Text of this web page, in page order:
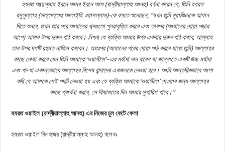
হযরত আবদুল্লাহ ইবনে আমর ইবনে আস(রাদ্বীয়াল্লাহু আনহু) বর্ণনা করেন যে, তিনি হযরত
রসলুল্লাহ (সল্লাল্লাহুআলাইহি ওয়াসল্লাম)-কে বলতে শুনেছেন, “যখন তুমি মুয়াজ্জিনকে আযান
দিতে শুনবে, তখন তার পরে আযানের শব্দগুলো পুনরাবৃত্তি করবে এবং তারপর (আযানের দোয়া পড়ার
আগে) আমারউপর দুরদ পাঠ করবে। নিশ্চয় যে ব্যক্তি আমার উপর একবার দুরদ পাঠ করবে, আল্লাহ
তার উপর দশটি রহমত নাজিল করবেন। অতঃপর (আযানের পরের দোয়া পাঠ করবে যাতেতুমি) আল্লাহর
কাছে দোয়া করবে যেন তিনি আমাকে‘ওয়াসীলা’–এর মর্যাদা দান করেন যা জান্নাতে একটি উচ্চ মর্যাদা
এবং পদ যা একান্তভাবে আল্লাহর বিশেষ বান্দাদের একজনকে দেওয়া হবে। আমি আন্তরিকভাবে আশা
করি যে আমাকে সেই পদটি দেওয়া হয় এবং যে ব্যক্তি আমাকে‘ওয়াসীলা’ দেওয়ার জন্য আল্লাহর
কাছে প্রার্থনা করবে, সে কিয়ামতের দিন আমার সুপারিশ পাবে।”
হযরত ওয়াইল (রাদ্বীয়াল্লাহু আনহু)এরনিজেরচুল কেটেফেলা
হযরত ওয়াইল বিন হুজর ‎(রাদ্বীয়াল্লাহু আনহু) বলেনঃ